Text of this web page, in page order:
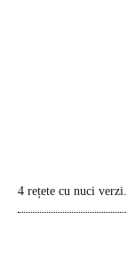
4 rețete cu nuci